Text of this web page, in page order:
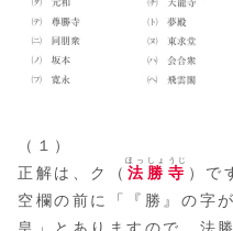
（１）
正解は、ク（ 法勝寺
ほっしょうじ
）で
空欄の前に「『勝』の字